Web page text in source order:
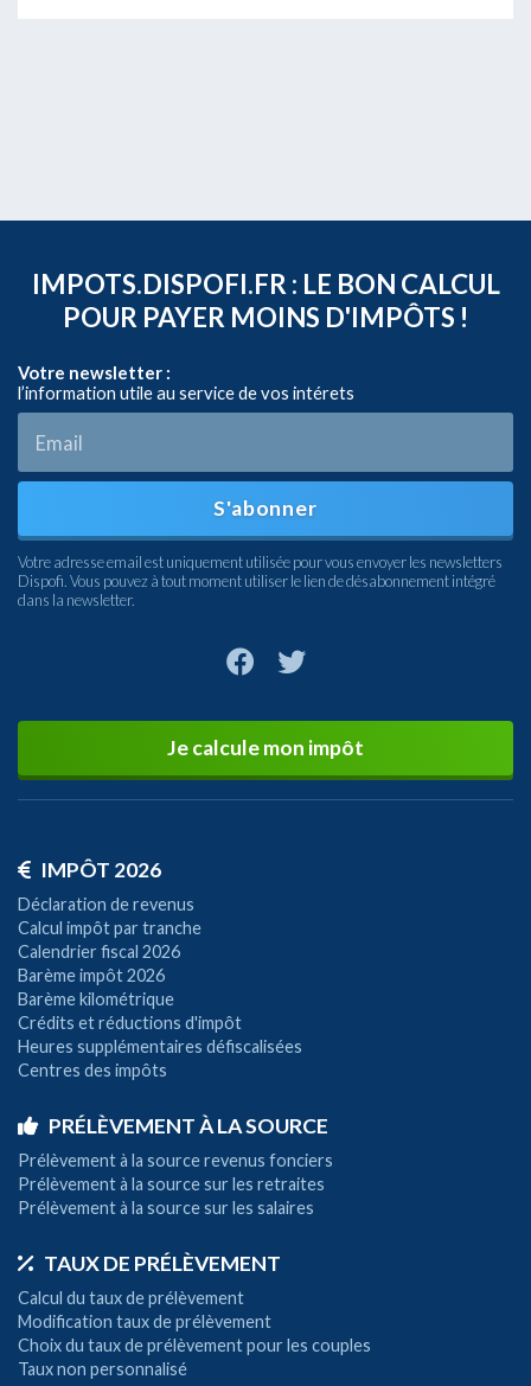
IMPOTS.DISPOFI.FR : LE BON CALCUL
POUR PAYER MOINS D'IMPÔTS !
Votre newsletter :
l’information utile au service de vos intérets
S'abonner
Votre adresse email est uniquement utilisée pour vous envoyer les newsletters
Dispofi. Vous pouvez à tout moment utiliser le lien de désabonnement intégré
dans la newsletter.
Je calcule mon impôt
IMPÔT 2026
Déclaration de revenus
Calcul impôt par tranche
Calendrier fiscal 2026
Barème impôt 2026
Barème kilométrique
Crédits et réductions d'impôt
Heures supplémentaires défiscalisées
Centres des impôts
PRÉLÈVEMENT À LA SOURCE
Prélèvement à la source revenus fonciers
Prélèvement à la source sur les retraites
Prélèvement à la source sur les salaires
TAUX DE PRÉLÈVEMENT
Calcul du taux de prélèvement
Modification taux de prélèvement
Choix du taux de prélèvement pour les couples
Taux non personnalisé